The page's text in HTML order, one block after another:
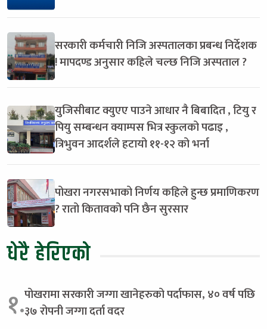
सरकारी कर्मचारी निजि अस्पतालका प्रबन्ध निर्देशक
! मापदण्ड अनुसार कहिले चल्छ निजि अस्पताल ?
युजिसीबाट क्युएए पाउने आधार नै बिबादित , टियु र
पियु सम्बन्धन क्याम्पस भित्र स्कुलको पढाइ ,
त्रिभुवन आदर्शले हटायो ११-१२ को भर्ना
पोखरा नगरसभाको निर्णय कहिले हुन्छ प्रमाणिकरण
? रातो कितावको पनि छैन सुरसार
धेरै हेरिएको
१.पोखरामा सरकारी जग्गा खानेहरुको पर्दाफास, ४० वर्ष पछि
३७ रोपनी जग्गा दर्ता वदर